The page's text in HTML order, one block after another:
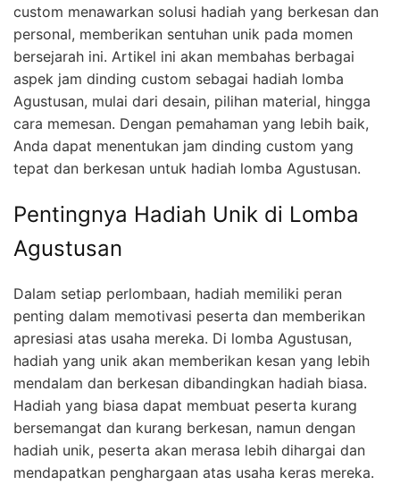
custom menawarkan solusi hadiah yang berkesan dan
personal, memberikan sentuhan unik pada momen
bersejarah ini. Artikel ini akan membahas berbagai
aspek jam dinding custom sebagai hadiah lomba
Agustusan, mulai dari desain, pilihan material, hingga
cara memesan. Dengan pemahaman yang lebih baik,
Anda dapat menentukan jam dinding custom yang
tepat dan berkesan untuk hadiah lomba Agustusan.
Pentingnya Hadiah Unik di Lomba
Agustusan
Dalam setiap perlombaan, hadiah memiliki peran
penting dalam memotivasi peserta dan memberikan
apresiasi atas usaha mereka. Di lomba Agustusan,
hadiah yang unik akan memberikan kesan yang lebih
mendalam dan berkesan dibandingkan hadiah biasa.
Hadiah yang biasa dapat membuat peserta kurang
bersemangat dan kurang berkesan, namun dengan
hadiah unik, peserta akan merasa lebih dihargai dan
mendapatkan penghargaan atas usaha keras mereka.